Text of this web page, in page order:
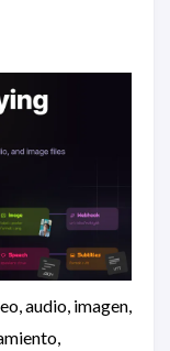
audio, imagen,